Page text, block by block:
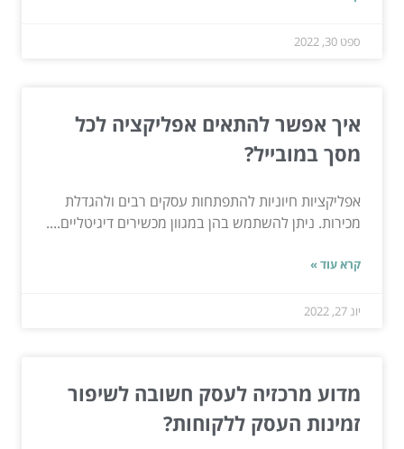
ספט 30, 2022
איך אפשר להתאים אפליקציה לכל
מסך במובייל?
אפליקציות חיוניות להתפתחות עסקים רבים ולהגדלת
מכירות. ניתן להשתמש בהן במגוון מכשירים דיגיטליים....
קרא עוד »
יונ 27, 2022
מדוע מרכזיה לעסק חשובה לשיפור
זמינות העסק ללקוחות?